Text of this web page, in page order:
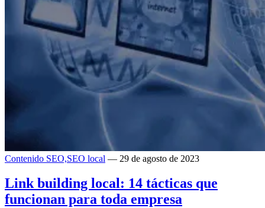
Contenido SEO,SEO local — 29 de agosto de 2023
Link building local: 14 tácticas que
funcionan para toda empresa